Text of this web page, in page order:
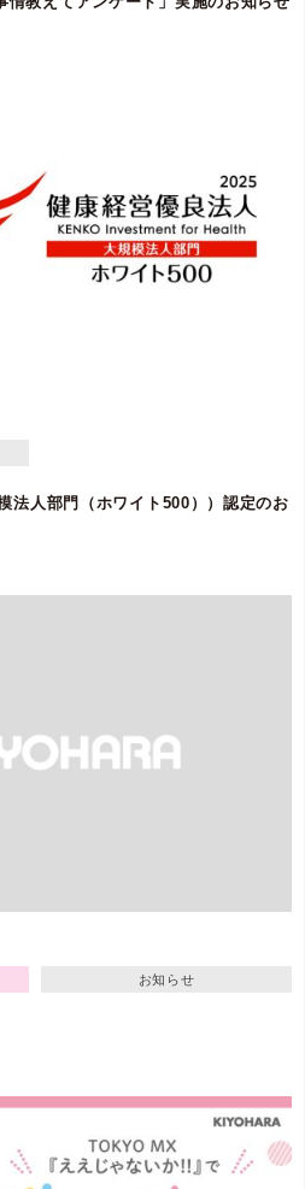
法人部門（ホワイト500））認定のお
お知らせ